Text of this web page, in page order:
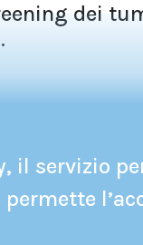
dei
il servizio